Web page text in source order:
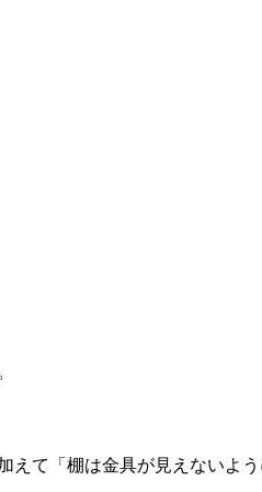
て「棚は金具が見えないよ